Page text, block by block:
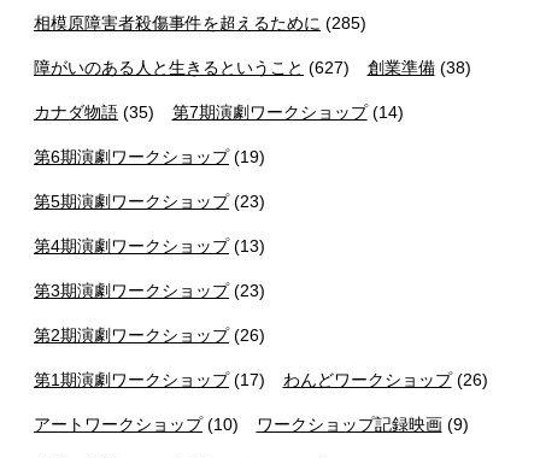
相模原障害者殺傷事件を超えるために (285)
障がいのある人と生きるということ (627) 創業準備(38)
カナダ物語 (35) 第7期演劇ワークショップ(14)
第6期演劇ワークショップ(19)
第5期演劇ワークショップ(23)
第4期演劇ワークショップ(13)
第3期演劇ワークショップ(23)
第2期演劇ワークショップ(26)
第1期演劇ワークショップ(17) わんどワークショップ(26)
アートワークショップ(10) ワークショップ記録映画(9)